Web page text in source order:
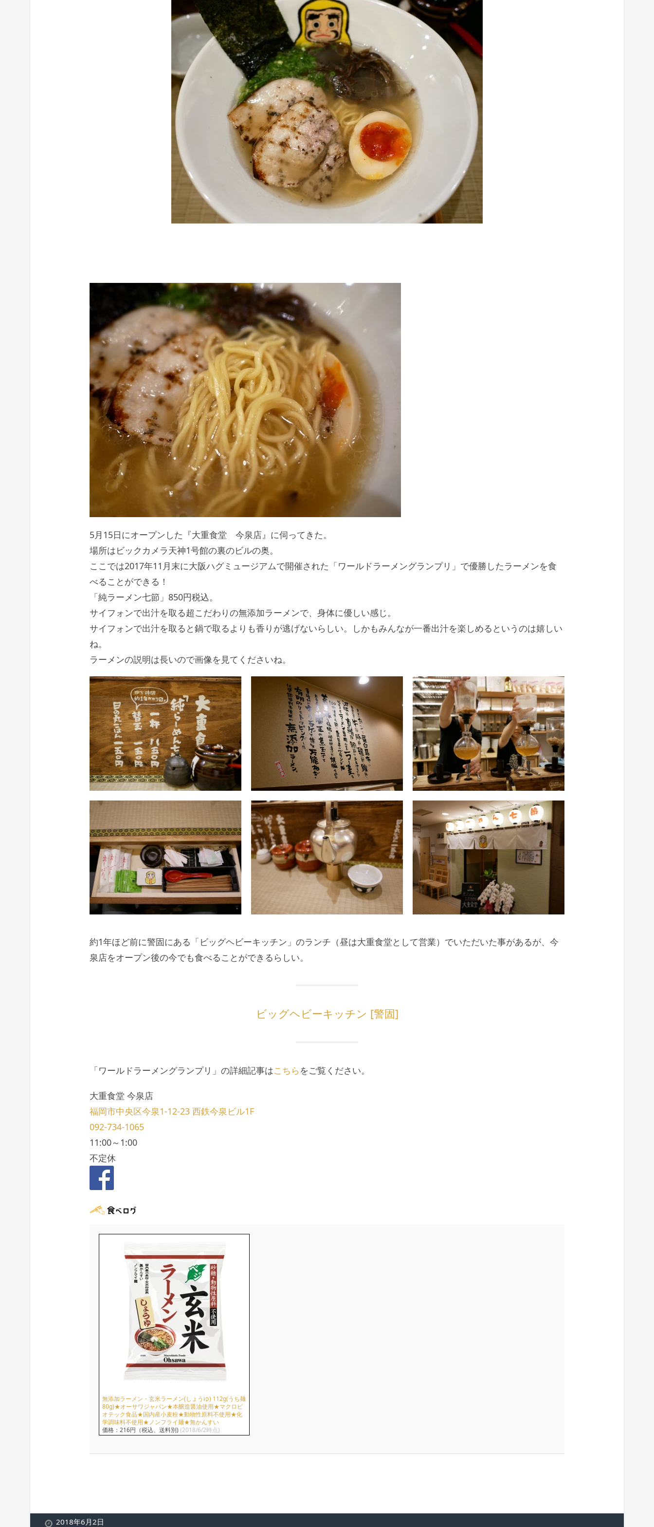
5月15日にオープンした『大重食堂 今泉店』に伺ってきた。
場所はビックカメラ天神1号館の裏のビルの奥。
ここでは2017年11月末に大阪ハグミュージアムで開催された「ワールドラーメングランプリ」で優勝したラーメンを食
べることができる！
「純ラーメン七節」850円税込。
サイフォンで出汁を取る超こだわりの無添加ラーメンで、身体に優しい感じ。
サイフォンで出汁を取ると鍋で取るよりも香りが逃げないらしい。しかもみんなが一番出汁を楽しめるというのは嬉しい
ね。
ラーメンの説明は長いので画像を見てくださいね。
約1年ほど前に警固にある「ビッグヘビーキッチン」のランチ（昼は大重食堂として営業）でいただいた事があるが、今
泉店をオープン後の今でも食べることができるらしい。
ビッグヘビーキッチン [警固]
「ワールドラーメングランプリ」の詳細記事はこちら をご覧ください。
大重食堂 今泉店
福岡市中央区今泉1-12-23 西鉄今泉ビル1F
092-734-1065
11:00～1:00
不定休
無添加ラーメン・玄米ラーメン(しょうゆ) 112g(うち麺
80g)★オーサワジャパン★本醸造醤油使用★マクロビ
オテック食品★国内産小麦粉★動物性原料不使用★化
学調味料不使用★ノンフライ麺★無かんすい
価格：216円（税込、送料別) (2018/6/2時点)
2018年6月2日